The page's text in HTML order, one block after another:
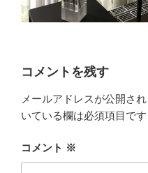
コメントを残す
メールアドレスが公開さ
いている欄は必須項目です
コメント ※